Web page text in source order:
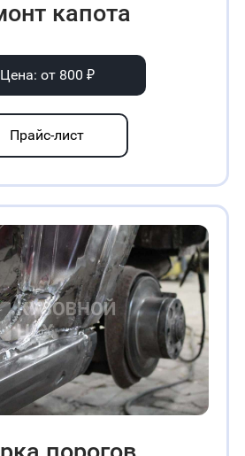
капота
Цена: от 800 ₽
Прайс-лист